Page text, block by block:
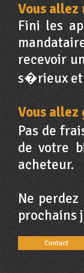
Vous
Fini les
recevoir
s�rieux
Vous
Pas de
de votre
acheteur.
Ne
prochains
Contact